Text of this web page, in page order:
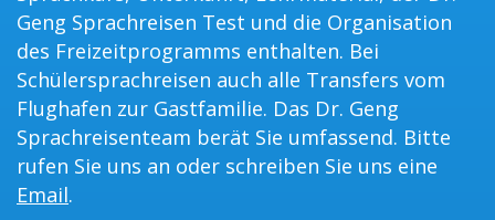
Geng Sprachreisen Test und die Organisation
des Freizeitprogramms enthalten. Bei
Schülersprachreisen auch alle Transfers vom
Flughafen zur Gastfamilie. Das Dr. Geng
Sprachreisenteam berät Sie umfassend. Bitte
rufen Sie uns an oder schreiben Sie uns eine
Email.